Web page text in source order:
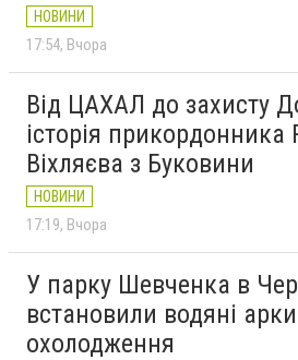
НОВИНИ
17:54 Вчора
Від ЦАХАЛ до захисту
історія
Віхляєва з Буковини
НОВИНИ
17:19 Вчора
У парку Шевченка в
встановили водяні
охолодження